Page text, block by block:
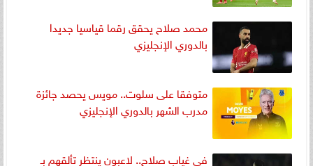
محمد صلاح يحقق رقما قياسيا جديدا
بالدوري الإنجليزي
متوفقا على سلوت.. مويس يحصد جائزة
مدرب الشهر بالدوري الإنجليزي
في غياب صلاح.. لاعبون ينتظر تألقهم بـ